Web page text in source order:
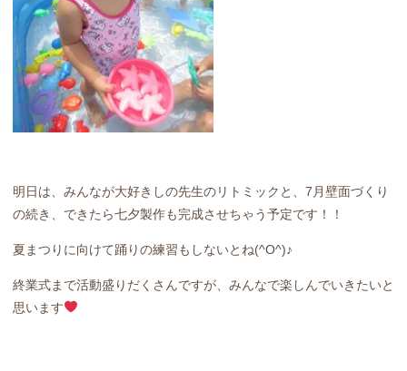
明日は、みんなが大好きしの先生のリトミックと、7月壁面づくり
の続き、できたら七夕製作も完成させちゃう予定です！！
夏まつりに向けて踊りの練習もしないとね(^O^)♪
終業式まで活動盛りだくさんですが、みんなで楽しんでいきたいと
思います